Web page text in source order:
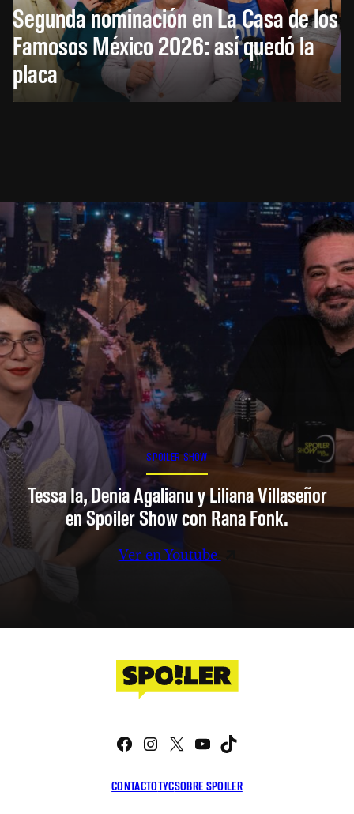
Segunda nominación en La Casa de los
Famosos México 2026: así quedó la
placa
SPOILER SHOW
Tessa Ia, Denia Agalianu y Liliana Villaseñor
en Spoiler Show con Rana Fonk.
Ver en Youtube
CONTACTOTYCSOBRE SPOILER
Facebook
Instagram
X YouTube